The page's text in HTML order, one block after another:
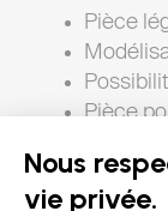
Pièce
Pièce
Idéale pour :